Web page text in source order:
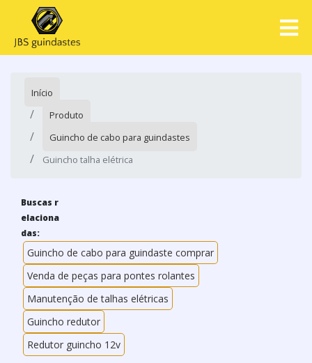
Início
Produto
Guincho de cabo para guindastes
Guincho talha elétrica
Buscas r
elaciona
das:
Guincho de cabo para guindaste comprar
Venda de peças para pontes rolantes
Manutenção de talhas elétricas
Guincho redutor
Redutor guincho 12v